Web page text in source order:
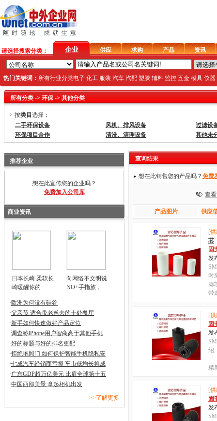
请选择搜索分类： 企业 供应 求购 产品 资讯
热门关键词： 所有行业分类电子 化工 服装 汽车 汽配 塑胶 辅料 监控 五金 模具 仪器
所有分类 -> 环保 -> 其他分类
按类目 选择：
二手环保设备
风机、排风设备
过滤设
环保项目合作
清洗、清理设备 其他未
推荐企业
想在此宣传您的企业吗？
免费加入公司库
商业资讯
日本长崎 柔软长
崎暖醒你的
向网络不文明说
NO+手指族，
·欧洲为何没有硅谷
·父亲节 适合带老爸去的十处餐厅
·新手如何快速做好产品定位
·调查称iPhone用户智商高于其他手机
·好的标题与好的排名更配
·拒绝艳照门 如何保护智能手机隐私安
·七成汽车经销商亏损 车市低增长将成
·广东GDP超万亿美元 比肩全球第十五
·中国西部美景 拿起相机出发
>>了解更多
查询结果
想在此销售您的产品吗？ 免费
查看
产品图片 供应
[
芯
固
发
时
滤
带
[
固
发
绍
精
[
固
发